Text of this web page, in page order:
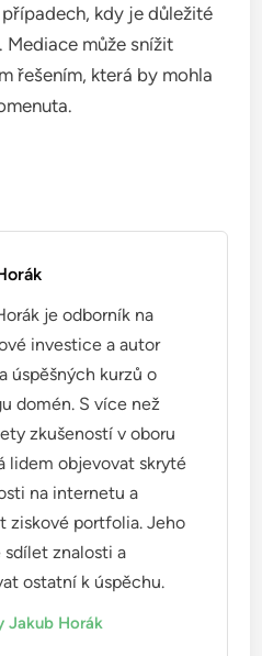
kdy je důležité
může snížit
řešením, která by mohla
je odborník na
investice a autor
úspěšných kurzů o
domén. S více než
zkušeností v oboru
lidem objevovat skryté
na internetu a
ziskové portfolia. Jeho
sdílet znalosti a
ostatní k úspěchu.
Jakub Horák